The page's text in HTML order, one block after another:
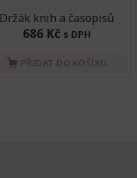
Držák knih a časopisů
686 Kč s DPH
PŘIDAT DO KOŠÍKU